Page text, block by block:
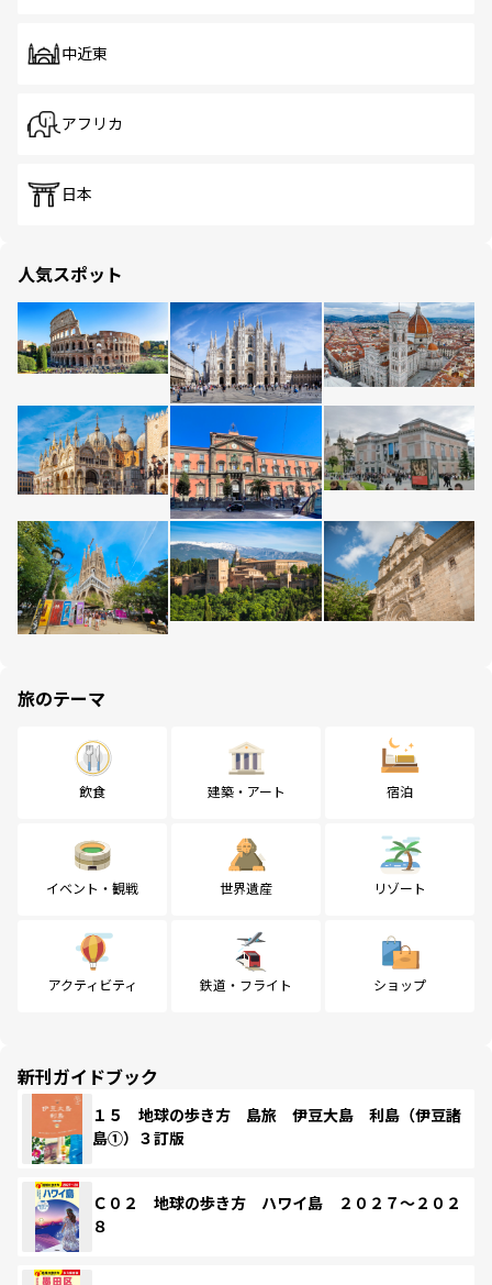
中近東
アフリカ
日本
人気スポット
旅のテーマ
飲食 建築・アート 宿泊
イベント・観戦 世界遺産 リゾート
アクティビティ 鉄道・フライト ショップ
新刊ガイドブック
１５ 地球の歩き方 島旅 伊豆大島 利島（伊豆諸
島①）３訂版
Ｃ０２ 地球の歩き方 ハワイ島 ２０２７～２０２
８